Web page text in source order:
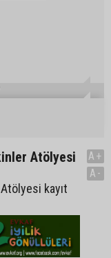
Atölyesi
kayıt
A+
A-